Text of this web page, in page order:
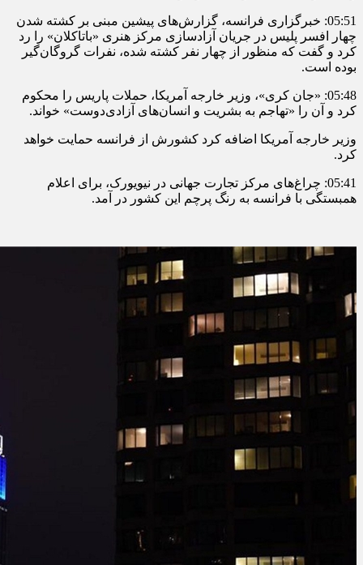
05:51: خبرگزاری فرانسه، گزارش‌های پیشین مبنی بر کشته شدن
چهار افسر پلیس در جریان آزادسازی مرکز هنری «باتاکلان» را رد
کرد و گفت که منظور از چهار نفر کشته شده، نفرات گروگان‌گیر
بوده است.
05:48: «جان کری»، وزیر خارجه آمریکا، حملات پاریس را محکوم
کرد و آن را «تهاجم به بشریت و انسان‌های آزادی‌دوست» خواند.
وزیر خارجه آمریکا اضافه کرد کشورش از فرانسه حمایت خواهد
کرد.
05:41: چراغ‌های مرکز تجارت جهانی در نیویورک، برای اعلام
همبستگی با فرانسه به رنگ پرچم این کشور در آمد.